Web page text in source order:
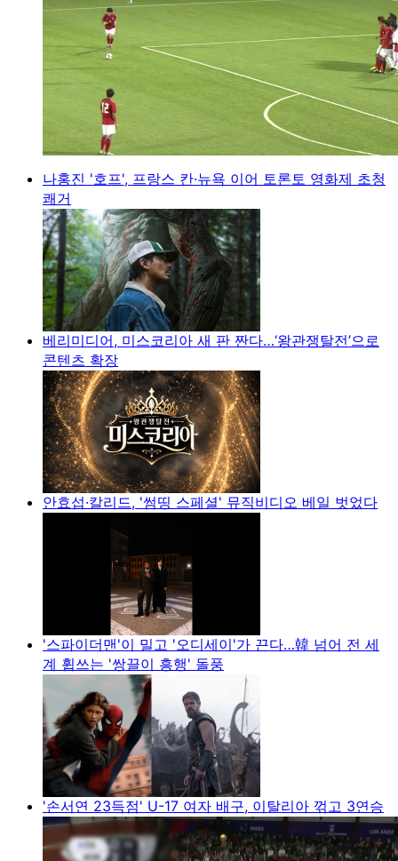
나홍진 '호프', 프랑스 칸·뉴욕 이어 토론토 영화제 초청
쾌거
베리미디어, 미스코리아 새 판 짠다…‘왕관쟁탈전’으로
콘텐츠 확장
안효섭·칼리드, '썸띵 스페셜' 뮤직비디오 베일 벗었다
'스파이더맨'이 밀고 '오디세이'가 끈다…韓 넘어 전 세
계 휩쓰는 '쌍끌이 흥행' 돌풍
'손서연 23득점' U-17 여자 배구, 이탈리아 꺾고 3연승